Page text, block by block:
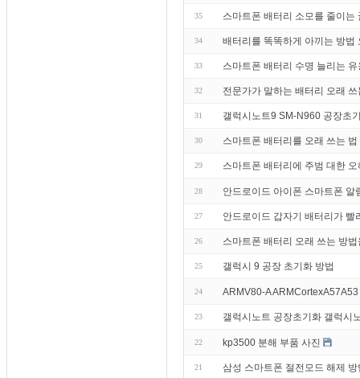
35 스마트폰 배터리 소모를 줄이는
34 배터리를 똑똑하게 아끼는 방법
33 스마트폰 배터리 수명 늘리는
32 전문가가 말하는 배터리 오래
31 갤럭시노트9 SM-N960 공장초
30 스마트폰 배터리를 오래 쓰는
29 스마트폰 배터리에 주범 대한
28 안드로이드 아이폰 스마트폰
27 안드로이드 갑자기 배터리가 빨
26 스마트폰 배터리 오래 쓰는 방
25 갤럭시 9 공장 초기화 방법
24 ARMV80-A
23 갤럭시노트 공장초기화 갤럭시
22 kp3500 분해 부품 사진
21 삼성 스마트폰 절전모드 해제 방